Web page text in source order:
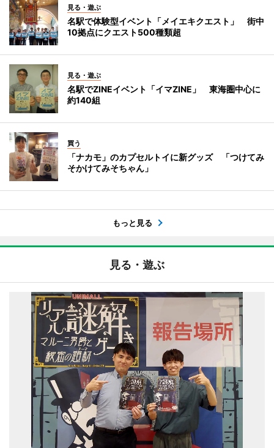
見る・遊ぶ
名駅で体験型イベント「メイエキクエスト」 街中
10拠点にクエスト500種類超
見る・遊ぶ
名駅でZINEイベント「イマZINE」 東海圏中心に
約140組
買う
「ナカモ」のカプセルトイに新グッズ 「つけてみ
そかけてみそちゃん」
もっと見る
見る・遊ぶ